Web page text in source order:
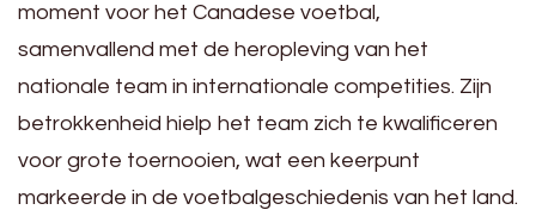
moment voor het Canadese voetbal,
samenvallend met de heropleving van het
nationale team in internationale competities. Zijn
betrokkenheid hielp het team zich te kwalificeren
voor grote toernooien, wat een keerpunt
markeerde in de voetbalgeschiedenis van het land.